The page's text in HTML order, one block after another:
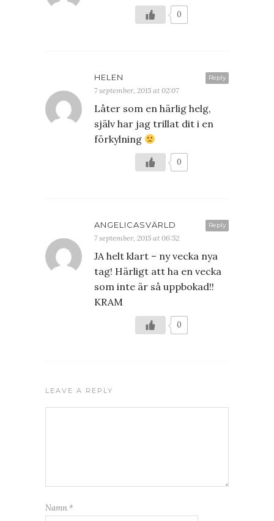
0
Reply
HELEN
7 september, 2015 at 02:07
Låter som en härlig helg,
själv har jag trillat dit i en
förkylning
0
Reply
ANGELICASVÄRLD
7 september, 2015 at 06:52
JA helt klart – ny vecka nya
tag! Härligt att ha en vecka
som inte är så uppbokad!!
KRAM
0
LEAVE A REPLY
Namn *